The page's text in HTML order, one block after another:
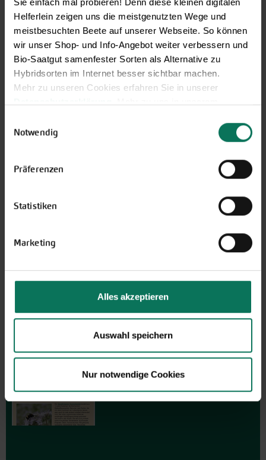
Sie einfach mal probieren! Denn diese kleinen digitalen
Helferlein zeigen uns die meistgenutzten Wege und
meistbesuchten Beete auf unserer Webseite. So können
wir unser Shop- und Info-Angebot weiter verbessern und
Bio-Saatgut samenfester Sorten als Alternative zu
Hybridsorten im Internet besser sichtbar machen.
Mehr zu unseren Cookies erfahren Sie in unserer
Sie können Ihre Einwilligung unter dem Link Cookie-
Notwendig
Präferenzen
Statistiken
Marketing
Alles akzeptieren
Auswahl speichern
Nur notwendige Cookies
Außerhalb der Zeiten schreiben Sie uns eine E-Mail an
info@bingenheimersaatgut.de
Wir helfen Ihnen gerne weiter.
Neuheiten & Sortenempfehlungen 2026
Entdecken Sie unsere Neuheiten
2026: Von Freilandtomaten über
GARTEN-Nachrichten
Mit den GARTEN-Nachrichten
und hilfreiche Tipps und Tricks für
Ihren Hobbygarten und Balkon.
Hier kostenlos anmelden